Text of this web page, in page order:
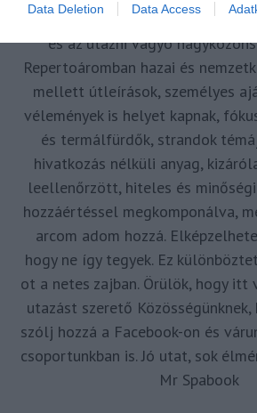
Data Deletion Data Access
forrásul és inspirációul szolgáljak
és az utazni vágyó
Repertoáromban hazai és
mellett útleírások, személyes
vélemények is helyet kapnak,
és termálfürdők, strandok
hivatkozás nélküli anyag,
leellenőrzött, hiteles és
hozzáértéssel megkomponálva,
arcom adom hozzá.
hogy ne így tegyek. Ez
ot a netes zajban. Örülök, hogy itt
utazást szerető
szólj hozzá a Facebook-on és
csoportunkban is. Jó utat, sok
Mr Spabook